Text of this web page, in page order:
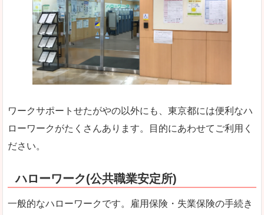
ワークサポートせたがやの以外にも、東京都には便利なハ
ローワークがたくさんあります。目的にあわせてご利用く
ださい。
ハローワーク(公共職業安定所)
一般的なハローワークです。雇用保険・失業保険の手続き